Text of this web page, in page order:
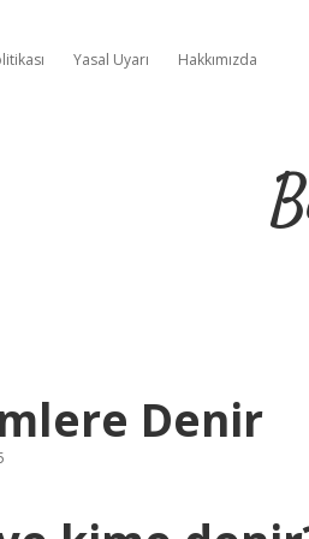
Yasal Uyarı Hakkımızda
Denir